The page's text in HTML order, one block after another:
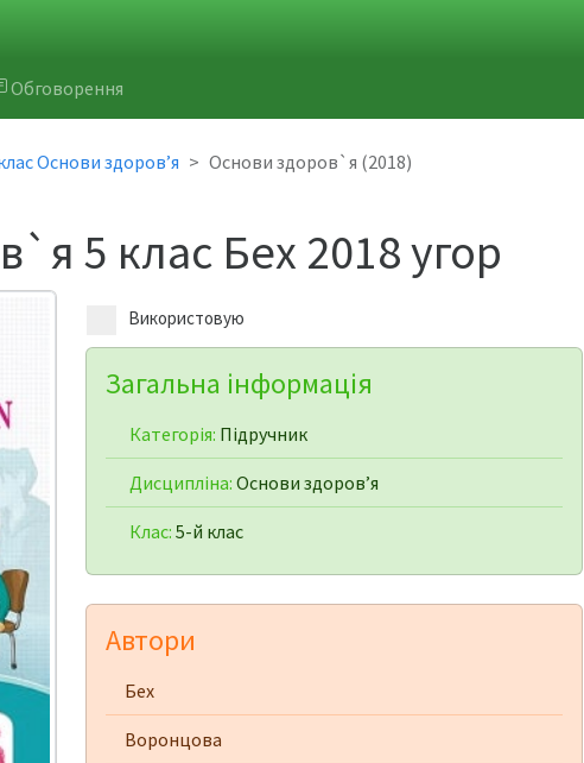
Обговорення
Основи здоров’я Основи здоров`я (2018)
5 клас Бех 2018 угор
Використовую
Загальна інформація
Категорія: Підручник
Дисципліна: Основи здоров’я
Клас: 5-й клас
Автори
Бех
Воронцова